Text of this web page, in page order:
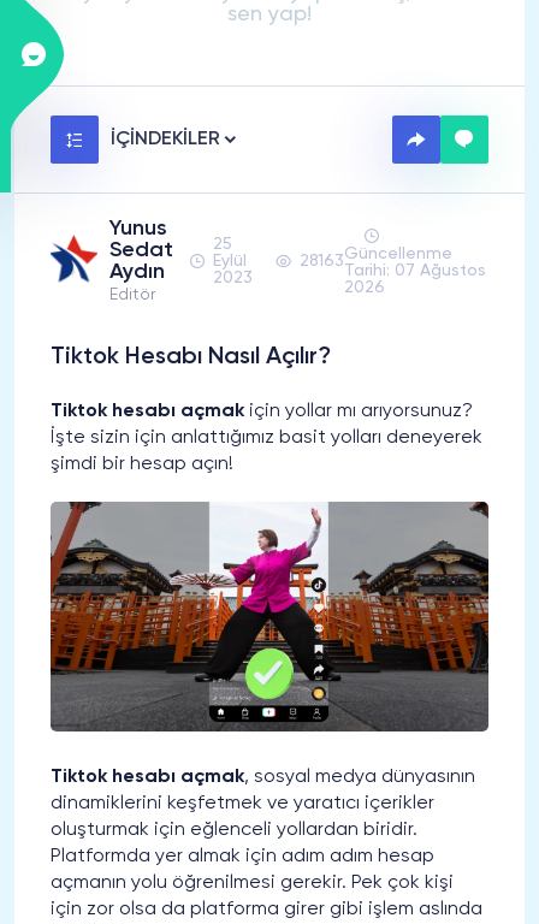
sen yap!
İÇİNDEKİLER
Yunus
Sedat
Aydın
Editör
25
Eylül
2023
28163Güncellenme
Tarihi: 07 Ağustos
2026
Tiktok Hesabı Nasıl Açılır?
Tiktok hesabı açmak için yollar mı arıyorsunuz?
İşte sizin için anlattığımız basit yolları deneyerek
şimdi bir hesap açın!
Tiktok hesabı açmak, sosyal medya dünyasının
dinamiklerini keşfetmek ve yaratıcı içerikler
oluşturmak için eğlenceli yollardan biridir.
Platformda yer almak için adım adım hesap
açmanın yolu öğrenilmesi gerekir. Pek çok kişi
için zor olsa da platforma girer gibi işlem aslında